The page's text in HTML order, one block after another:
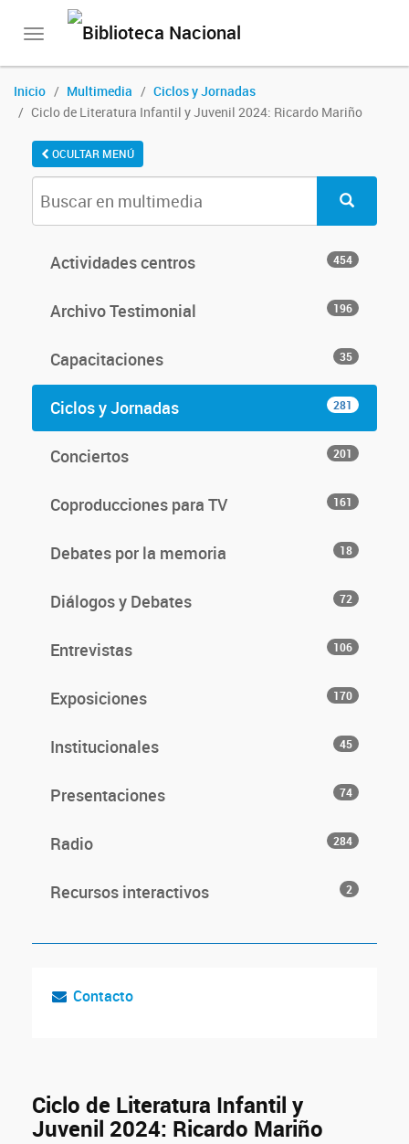
Toggle
Inicio Multimedia
Ciclos y Jornadas
Ciclo de Literatura Infantil y Juvenil 2024: Ricardo Mariño
OCULTAR MENÚ
Actividades centros 454
Archivo Testimonial 196
Capacitaciones 35
Ciclos y Jornadas 281
Conciertos 201
Coproducciones para TV 161
Debates por la memoria 18
Diálogos y Debates 72
Entrevistas 106
Exposiciones 170
Institucionales 45
Presentaciones 74
Radio 284
Recursos interactivos 2
Contacto
Ciclo de Literatura Infantil y
Juvenil 2024: Ricardo Mariño